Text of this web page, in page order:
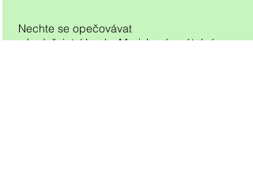
Nechte se opečovávat
v kadeřnictví Lenky Mariskové, v útulném